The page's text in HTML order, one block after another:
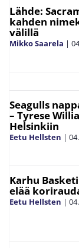
Lähde:
kahden
välillä
Mikko Saarela |
Seagulls
– Tyrese
Helsinkiin
Eetu Hellsten |
Karhu
elää
Eetu Hellsten |